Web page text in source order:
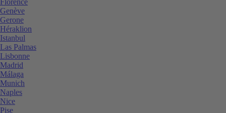
Genève
Gerone
Héraklion
Istanbul
Las Palmas
Lisbonne
Madrid
Málaga
Munich
Naples
Nice
Pise